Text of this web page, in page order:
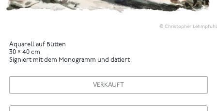
© Christopher Lehmpfuhl
Aquarell auf Bütten
30 × 40 cm
Signiert mit dem Monogramm und datiert
VERKAUFT